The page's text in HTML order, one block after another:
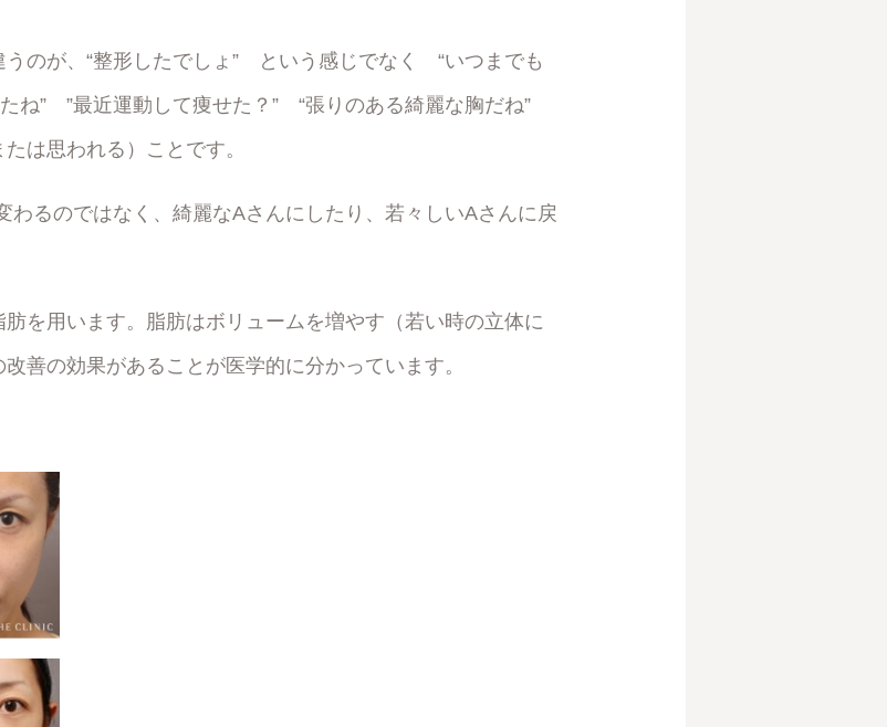
うのが、“整形したでしょ” という感じでなく “いつまでも
ね” ”最近運動して痩せた？” “張りのある綺麗な胸だね”
は思われる）ことです。
わるのではなく、綺麗なAさんにしたり、若々しいAさんに戻
を用います。脂肪はボリュームを増やす（若い時の立体に
善の効果があることが医学的に分かっています。